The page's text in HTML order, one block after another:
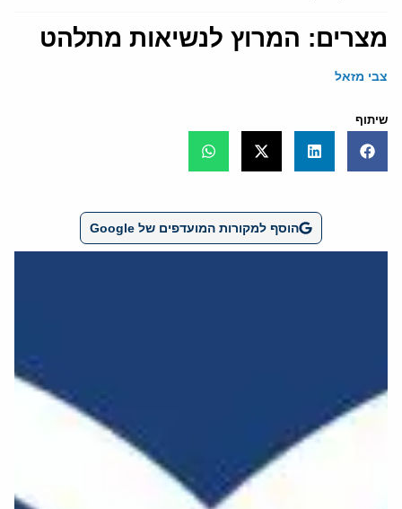
מצרים: המרוץ לנשיאות מתלהט
צבי מזאל
שיתוף
הוסף למקורות המועדפים של Google